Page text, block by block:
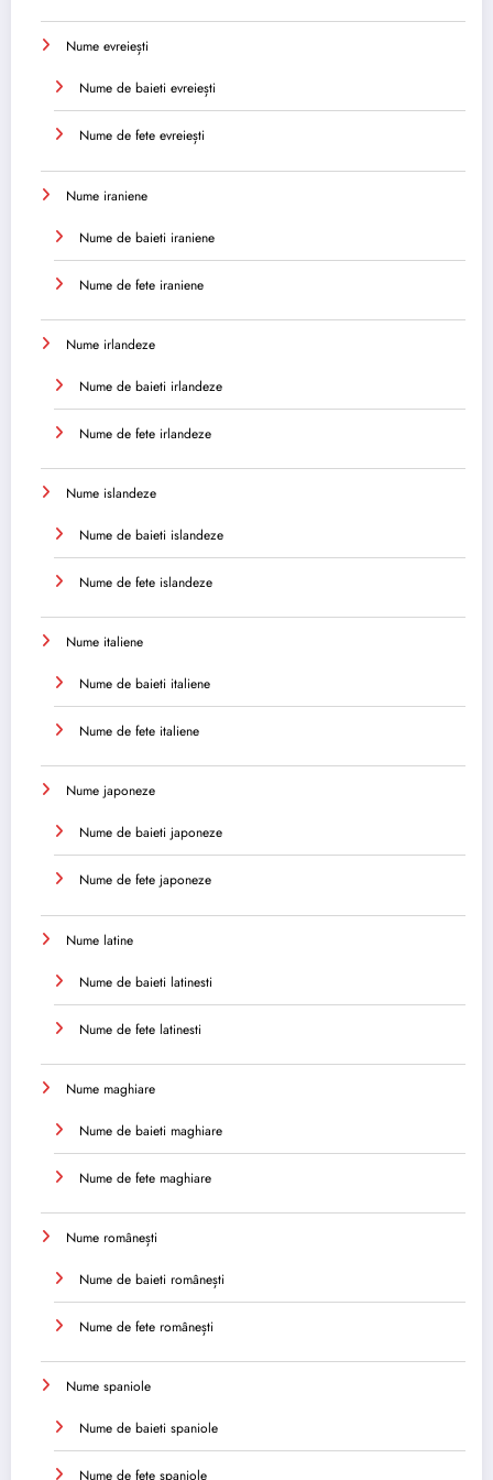
Nume evreiești
Nume de baieti evreiești
Nume de fete evreiești
Nume iraniene
Nume de baieti iraniene
Nume de fete iraniene
Nume irlandeze
Nume de baieti irlandeze
Nume de fete irlandeze
Nume islandeze
Nume de baieti islandeze
Nume de fete islandeze
Nume italiene
Nume de baieti italiene
Nume de fete italiene
Nume japoneze
Nume de baieti japoneze
Nume de fete japoneze
Nume latine
Nume de baieti latinesti
Nume de fete latinesti
Nume maghiare
Nume de baieti maghiare
Nume de fete maghiare
Nume românești
Nume de baieti românești
Nume de fete românești
Nume spaniole
Nume de baieti spaniole
Nume de fete spaniole